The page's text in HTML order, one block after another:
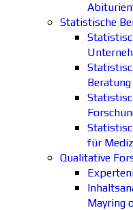
Statistische
für
Qualitative
Mayring